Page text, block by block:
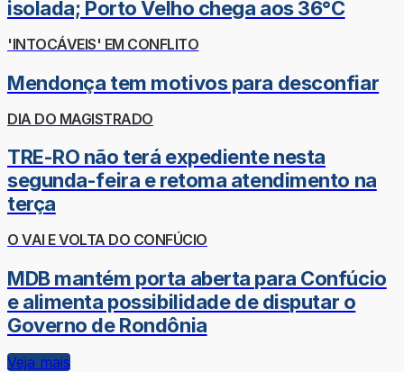
isolada; Porto Velho chega aos 36°C
'INTOCÁVEIS' EM CONFLITO
Mendonça tem motivos para desconfiar
DIA DO MAGISTRADO
TRE-RO não terá expediente nesta
segunda-feira e retoma atendimento na
terça
O VAI E VOLTA DO CONFÚCIO
MDB mantém porta aberta para Confúcio
e alimenta possibilidade de disputar o
Governo de Rondônia
Veja mais